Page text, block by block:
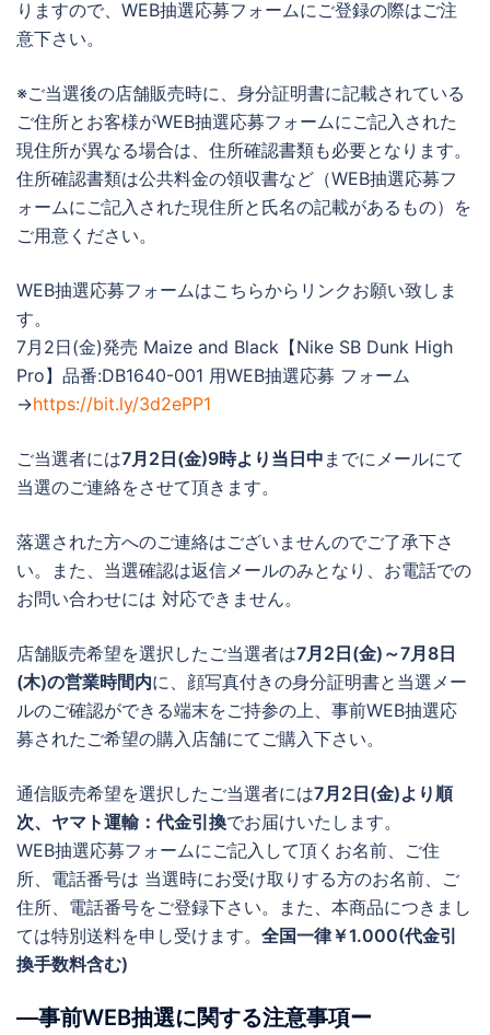
りますので、WEB抽選応募フォームにご登録の際はご注
意下さい。
※ご当選後の店舗販売時に、身分証明書に記載されている
ご住所とお客様がWEB抽選応募フォームにご記入された
現住所が異なる場合は、住所確認書類も必要となります。
住所確認書類は公共料金の領収書など（WEB抽選応募フ
ォームにご記入された現住所と氏名の記載があるもの）を
ご用意ください。
WEB抽選応募フォームはこちらからリンクお願い致しま
す。
7月2日(金)発売 Maize and Black【Nike SB Dunk High
Pro】品番:DB1640-001 用WEB抽選応募 フォーム
→https://bit.ly/3d2ePP1
ご当選者には7月2日(金)9時より当日中 までにメールにて
当選のご連絡をさせて頂きます。
落選された方へのご連絡はございませんのでご了承下さ
い。また、当選確認は返信メールのみとなり、お電話での
お問い合わせには 対応できません。
店舗販売希望を選択したご当選者は7月2日(金)～7月8日
(木)の営業時間内に、顔写真付きの身分証明書と当選メー
ルのご確認ができる端末をご持参の上、事前WEB抽選応
募されたご希望の購入店舗にてご購入下さい。
通信販売希望を選択したご当選者には7月2日(金)より順
次、ヤマト運輸：代金引換でお届けいたします。
WEB抽選応募フォームにご記入して頂くお名前、ご住
所、電話番号は 当選時にお受け取りする方のお名前、ご
住所、電話番号をご登録下さい。また、本商品につきまし
ては特別送料を申し受けます。 全国一律￥1.000(代金引
換手数料含む)
―事前WEB抽選に関する注意事項ー